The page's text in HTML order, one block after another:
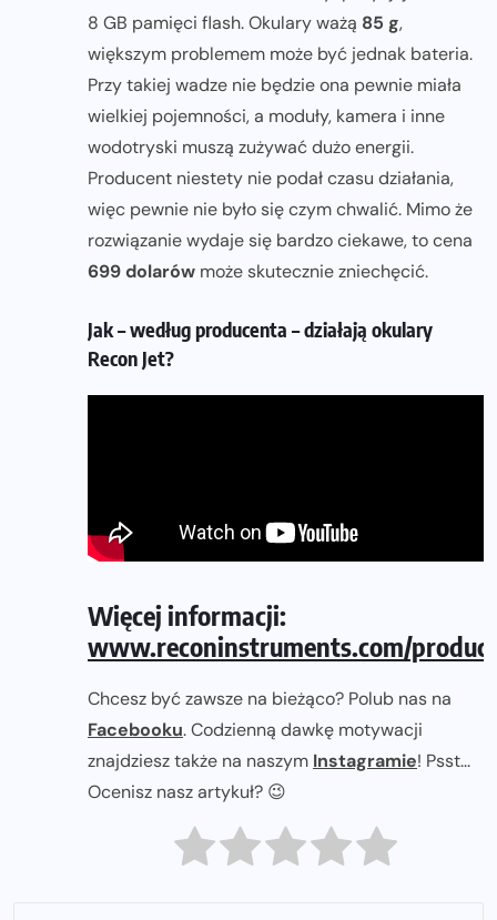
8 GB pamięci flash. Okulary ważą 85 g,
większym problemem może być jednak bateria.
Przy takiej wadze nie będzie ona pewnie miała
wielkiej pojemności, a moduły, kamera i inne
wodotryski muszą zużywać dużo energii.
Producent niestety nie podał czasu działania,
więc pewnie nie było się czym chwalić. Mimo że
rozwiązanie wydaje się bardzo ciekawe, to cena
699 dolarów może skutecznie zniechęcić.
Jak – według producenta – działają okulary
Recon Jet?
Więcej informacji:
www.reconinstruments.com/
Chcesz być zawsze na bieżąco? Polub nas na
Facebooku. Codzienną dawkę motywacji
znajdziesz także na naszym Instagramie! Psst...
Ocenisz nasz artykuł? 😉